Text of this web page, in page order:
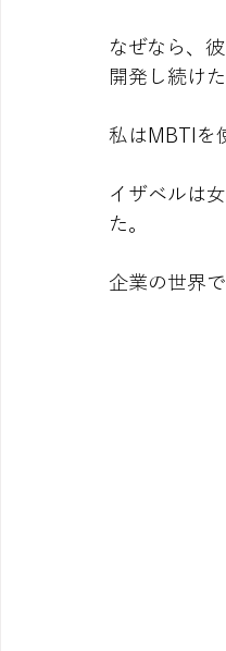
なぜなら、
開発し続けた
私はMBTIを
イザベルは
た。
企業の世界